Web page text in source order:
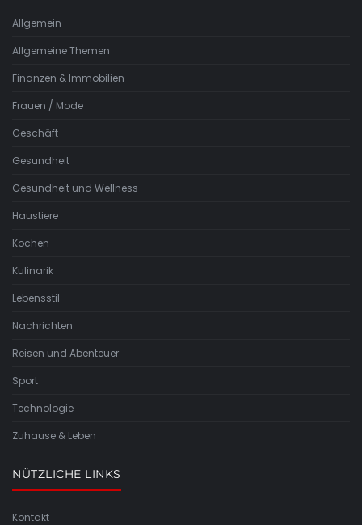
Allgemein
Allgemeine Themen
Finanzen & Immobilien
Frauen / Mode
Geschäft
Gesundheit
Gesundheit und Wellness
Haustiere
Kochen
Kulinarik
Lebensstil
Nachrichten
Reisen und Abenteuer
Sport
Technologie
Zuhause & Leben
NÜTZLICHE LINKS
Kontakt